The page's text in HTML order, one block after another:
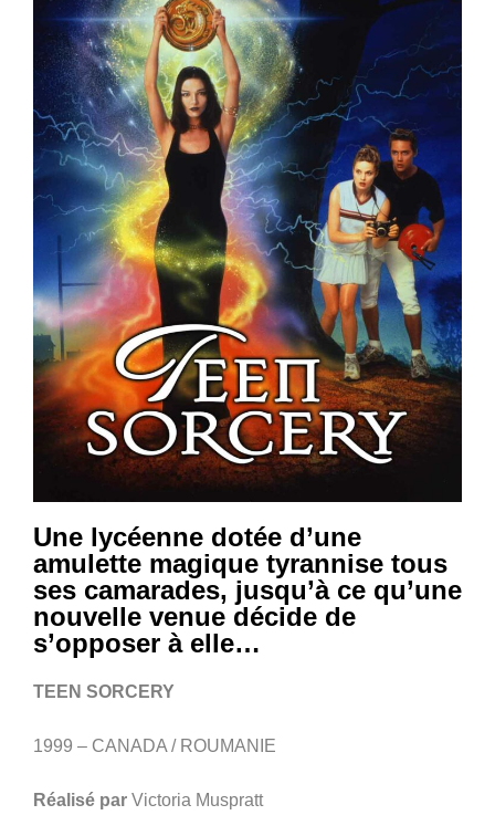
Une lycéenne dotée d’une
amulette magique tyrannise tous
ses camarades, jusqu’à ce qu’une
nouvelle venue décide de
s’opposer à elle…
TEEN SORCERY
1999 – CANADA / ROUMANIE
Réalisé par Victoria Muspratt